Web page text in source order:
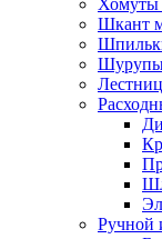
Хомуты
Шкант
Ручной